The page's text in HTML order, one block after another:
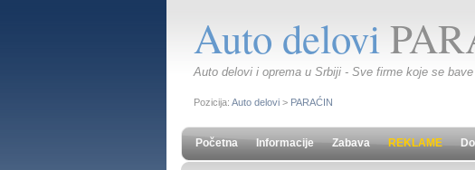
Auto delovi
Auto delovi i oprema u Srbiji - Sve firme koje se
Pozicija: Auto delovi > PARAĆIN
Početna Informacije Zabava REKLAME